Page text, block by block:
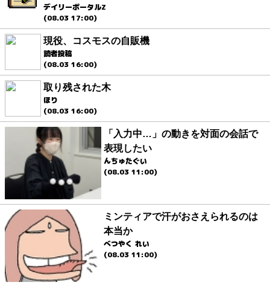
デイリーポータルZ
(08.03 17:00)
現役、コスモスの自販機
読者投稿
(08.03 16:00)
取り残された木
ほり
(08.03 16:00)
「入力中…」の動きを対面の会話で
表現したい
んちゅたぐい
(08.03 11:00)
ミンティアで汗がおさえられるのは
本当か
べつやく れい
(08.03 11:00)